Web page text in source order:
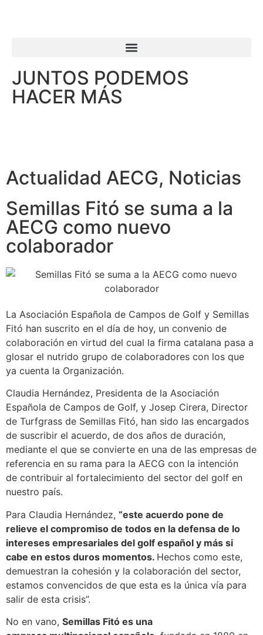
JUNTOS PODEMOS
HACER MÁS
Actualidad AECG, Noticias
Semillas Fitó se suma a la
AECG como nuevo
colaborador
La Asociación Española de Campos de Golf y Semillas
Fitó han suscrito en el día de hoy, un convenio de
colaboración en virtud del cual la firma catalana pasa a
glosar el nutrido grupo de colaboradores con los que
ya cuenta la Organización.
Claudia Hernández, Presidenta de la Asociación
Española de Campos de Golf, y Josep Cirera, Director
de Turfgrass de Semillas Fitó, han sido las encargados
de suscribir el acuerdo, de dos años de duración,
mediante el que se convierte en una de las empresas de
referencia en su rama para la AECG con la intención
de contribuir al fortalecimiento del sector del golf en
nuestro país.
Para Claudia Hernández, “este acuerdo pone de
relieve el compromiso de todos en la defensa de lo
intereses empresariales del golf español y más si
cabe en estos duros momentos. Hechos como este,
demuestran la cohesión y la colaboración del sector,
estamos convencidos de que esta es la única vía para
salir de esta crisis”.
No en vano, Semillas Fitó es una